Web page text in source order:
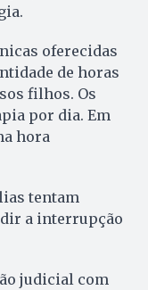
oferecidas
de horas
filhos. Os
por dia. Em
hora
tentam
a interrupção
judicial com